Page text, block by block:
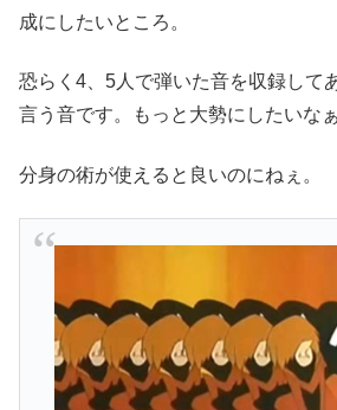
成にしたいところ。
恐らく4、5人で弾いた音を収録して
言う音です。もっと大勢にしたいなぁ
分身の術が使えると良いのにねぇ。